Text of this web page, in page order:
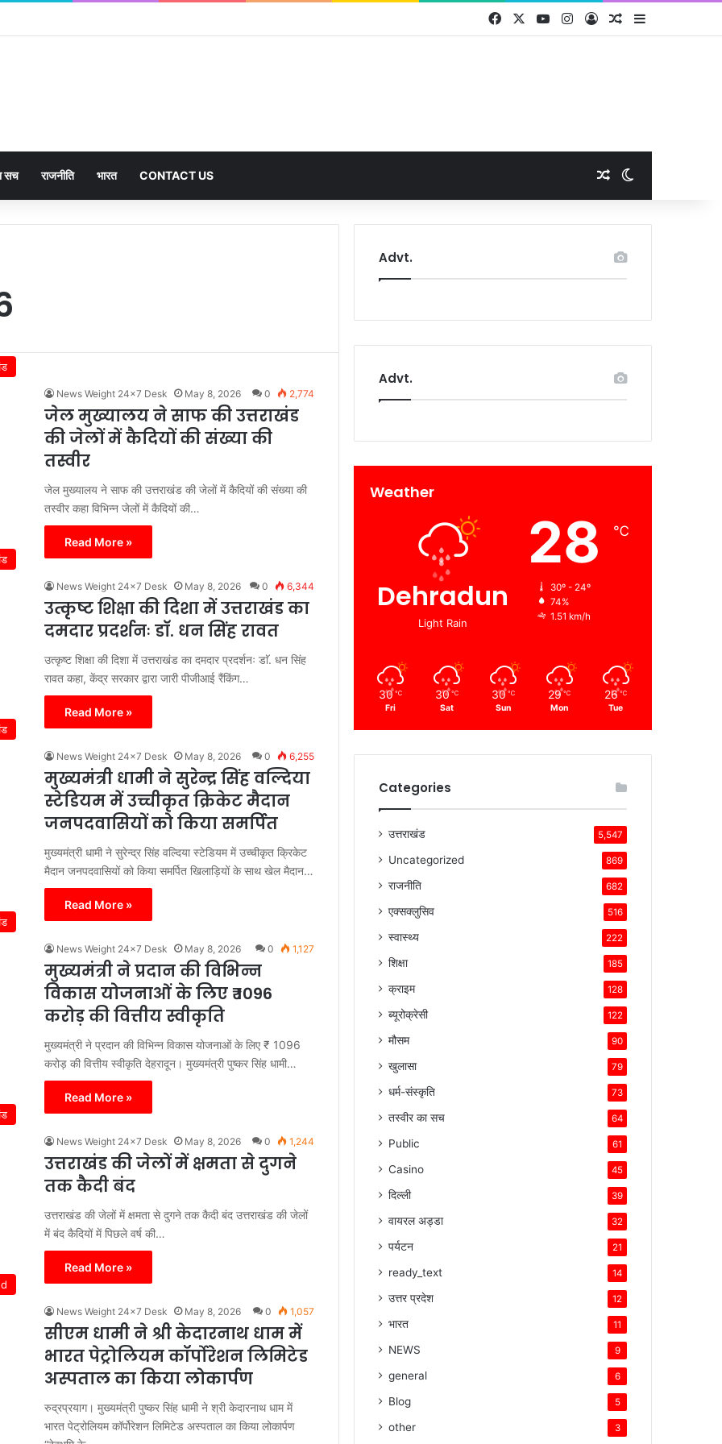
Facebook YouTubeInstagram
Log InRandom Article
सच राजनीति भारत CONTACT US Random Article
News Weight 24x7 Desk May 8, 2026 0 2,774
जेल मुख्यालय ने साफ की उत्तराखंड
की जेलों में कैदियों की संख्या की
तस्वीर
जेल मुख्यालय ने साफ की उत्तराखंड की जेलों में कैदियों की संख्या की
तस्वीर कहा विभिन्न जेलों में कैदियों की…
Read More »
News Weight 24x7 Desk May 8, 2026 0 6,344
उत्कृष्ट शिक्षा की दिशा में उत्तराखंड का
दमदार प्रदर्शनः डाॅ. धन सिंह रावत
उत्कृष्ट शिक्षा की दिशा में उत्तराखंड का दमदार प्रदर्शनः डाॅ. धन सिंह
रावत कहा, केंद्र सरकार द्वारा जारी पीजीआई रैंकिंग…
Read More »
News Weight 24x7 Desk May 8, 2026 0 6,255
मुख्यमंत्री धामी ने सुरेन्द्र सिंह वल्दिया
स्टेडियम में उच्चीकृत क्रिकेट मैदान
जनपदवासियों को किया समर्पित
मुख्यमंत्री धामी ने सुरेन्द्र सिंह वल्दिया स्टेडियम में उच्चीकृत क्रिकेट
मैदान जनपदवासियों को किया समर्पित खिलाड़ियों के साथ खेल मैदान…
Read More »
News Weight 24x7 Desk May 8, 2026 0 1,127
मुख्यमंत्री ने प्रदान की विभिन्न
विकास योजनाओं के लिए ₹ 1096
करोड़ की वित्तीय स्वीकृति
मुख्यमंत्री ने प्रदान की विभिन्न विकास योजनाओं के लिए ₹ 1096
करोड़ की वित्तीय स्वीकृति देहरादून। मुख्यमंत्री पुष्कर सिंह धामी…
Read More »
News Weight 24x7 Desk May 8, 2026 0 1,244
उत्तराखंड की जेलों में क्षमता से दुगने
तक कैदी बंद
उत्तराखंड की जेलों में क्षमता से दुगने तक कैदी बंद उत्तराखंड की जेलों
में बंद कैदियों में पिछले वर्ष की…
Read More »
News Weight 24x7 Desk May 8, 2026 0 1,057
सीएम धामी ने श्री केदारनाथ धाम में
भारत पेट्रोलियम कॉर्पोरेशन लिमिटेड
अस्पताल का किया लोकार्पण
रुद्रप्रयाग। मुख्यमंत्री पुष्कर सिंह धामी ने श्री केदारनाथ धाम में
भारत पेट्रोलियम कॉर्पोरेशन लिमिटेड अस्पताल का किया लोकार्पण
Advt.
Advt.
Weather
Dehradun
Light Rain
28 ℃
30º - 24º
74%
1.51 km/h
30 ℃
Fri
30 ℃
Sat
30 ℃
Sun
29 ℃
Mon
26 ℃
Tue
Categories
उत्तराखंड 5,547
Uncategorized 869
राजनीति 682
एक्सक्लुसिव 516
स्वास्थ्य 222
शिक्षा 185
क्राइम 128
ब्यूरोक्रेसी 122
मौसम 90
खुलासा 79
धर्म-संस्कृति 73
तस्वीर का सच 64
Public 61
Casino 45
दिल्ली 39
वायरल अड्डा 32
पर्यटन 21
ready_text 14
उत्तर प्रदेश 12
भारत 11
NEWS 9
general 6
Blog 5
other 3